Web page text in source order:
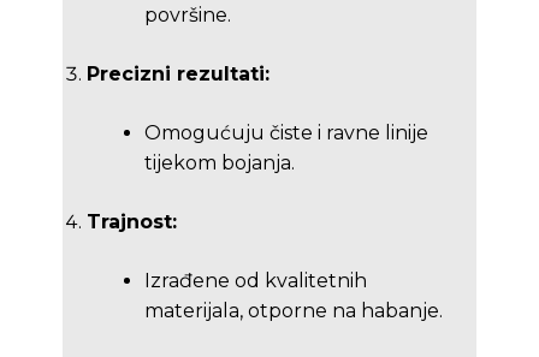
površine.
Precizni rezultati:
Omogućuju čiste i ravne linije
tijekom bojanja.
Trajnost:
Izrađene od kvalitetnih
materijala, otporne na habanje.